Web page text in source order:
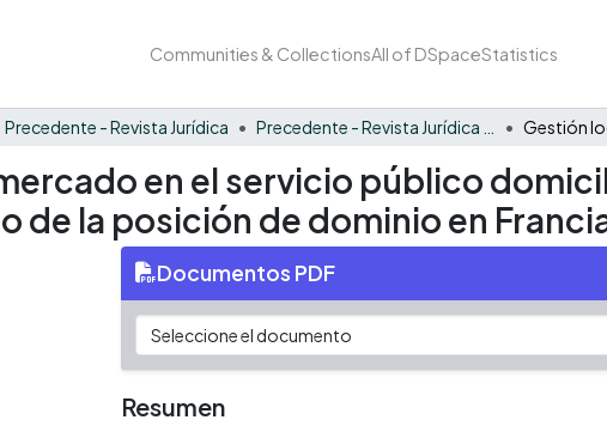
Communities & CollectionsAll of DSpaceStatistics
Precedente - Revista Jurídica
en el servicio público
de la posición de dominio en
Documentos PDF
Resumen